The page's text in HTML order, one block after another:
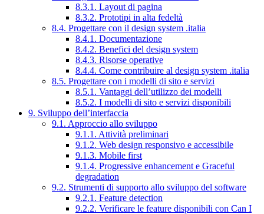
8.3.1. Layout di pagina
8.3.2. Prototipi in alta fedeltà
8.4. Progettare con il design system .italia
8.4.1. Documentazione
8.4.2. Benefici del design system
8.4.3. Risorse operative
8.4.4. Come contribuire al design system .italia
8.5. Progettare con i modelli di sito e servizi
8.5.1. Vantaggi dell’utilizzo dei modelli
8.5.2. I modelli di sito e servizi disponibili
9. Sviluppo dell’interfaccia
9.1. Approccio allo sviluppo
9.1.1. Attività preliminari
9.1.2. Web design responsivo e accessibile
9.1.3. Mobile first
9.1.4. Progressive enhancement e Graceful
degradation
9.2. Strumenti di supporto allo sviluppo del software
9.2.1. Feature detection
9.2.2. Verificare le feature disponibili con Can I